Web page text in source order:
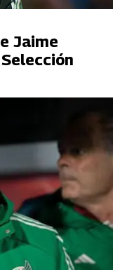
Jaime